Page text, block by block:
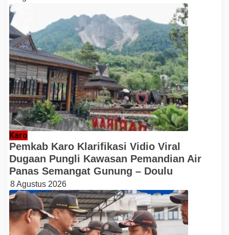
Karo
Pemkab Karo Klarifikasi Vidio Viral
Dugaan Pungli Kawasan Pemandian Air
Panas Semangat Gunung – Doulu
8 Agustus 2026